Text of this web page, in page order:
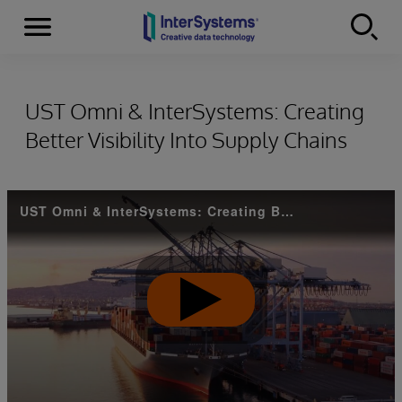
Skip to content
Menu
UST Omni & InterSystems: Creating
Better Visibility Into Supply Chains
UST Omni & InterSystems: Creating Better Visibility Into Supply Chains
Play